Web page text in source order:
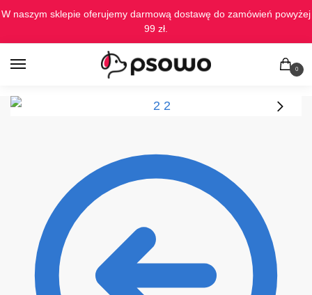
navigation
content
W naszym sklepie oferujemy darmową dostawę do zamówień powyżej
99 zł.
0